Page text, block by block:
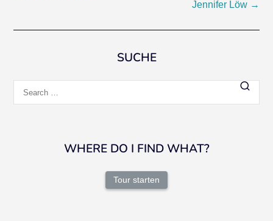
Jennifer Löw →
SUCHE
for:
WHERE DO I FIND WHAT?
Tour starten